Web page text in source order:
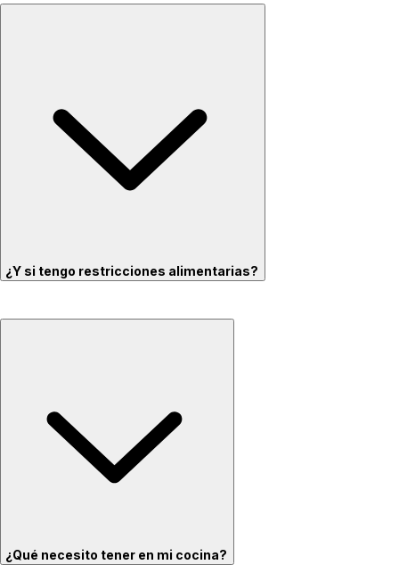
¿Y si tengo restricciones alimentarias?
¿Qué necesito tener en mi cocina?